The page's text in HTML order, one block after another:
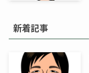
新着記事